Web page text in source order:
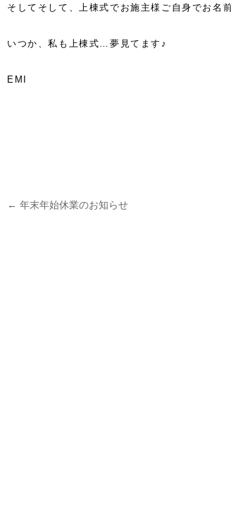
そしてそして、上棟式でお施主様ご自身でお名
いつか、私も上棟式…夢見てます♪
EMI
投稿ナビゲーション
← 年末年始休業のお知らせ